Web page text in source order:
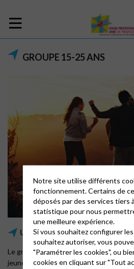
GROUPE 15-25 ANS
Un groupe commun avec la
Le groupe de jeune de Valence 2 Rives
jeunes des paroisses de Chabeuil-
Notre site utilise différents
fonctionnement. Certains de
déposés par des services tiers
statistique pour nous
une meilleure expérience.
Si vous souhaitez configurer
souhaitez autoriser, vous
"Paramétrer les cookies", ou
cookies en cliquant sur "Tout